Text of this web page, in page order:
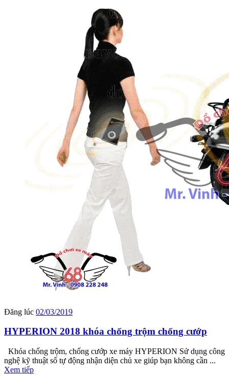
Đăng lúc 02/03/2019
HYPERION 2018 khóa chống trộm chống cướp
Khóa chống trộm, chống cướp xe máy HYPERION Sử dụng công
nghệ kỹ thuật số tự động nhận diện chủ xe giúp bạn không cần ...
Xem tiếp